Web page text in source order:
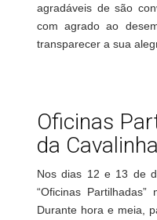
agradáveis de são
com agrado ao
transparecer a sua
Oficinas
da Cavalinha
Nos dias 12 e 13 de
“Oficinas Partilhadas”
Durante hora e meia,